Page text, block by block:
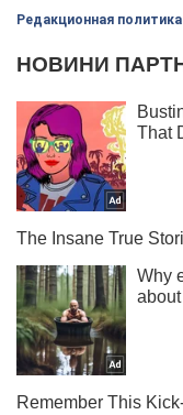
Редакционная политика